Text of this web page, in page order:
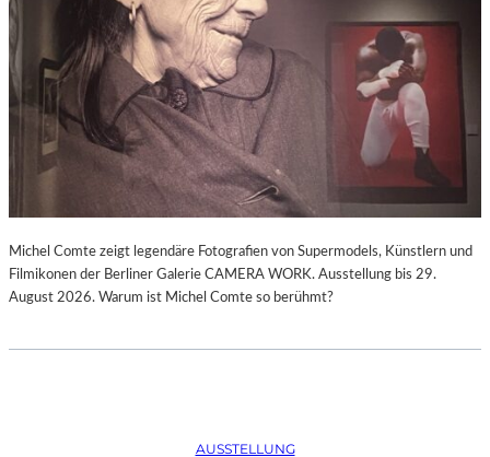
Michel Comte zeigt legendäre Fotografien von Supermodels, Künstlern und
Filmikonen der Berliner Galerie CAMERA WORK. Ausstellung bis 29.
August 2026. Warum ist Michel Comte so berühmt?
AUSSTELLUNG